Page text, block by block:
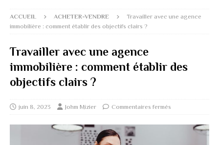
ACCUEIL ACHETER-VENDRE
Travailler avec une agence
immobilière : comment établir des objectifs clairs ?
Travailler avec une agence
immobilière : comment établir des
objectifs clairs ?
juin 8, 2023 Johm Mizier Commentaires fermés